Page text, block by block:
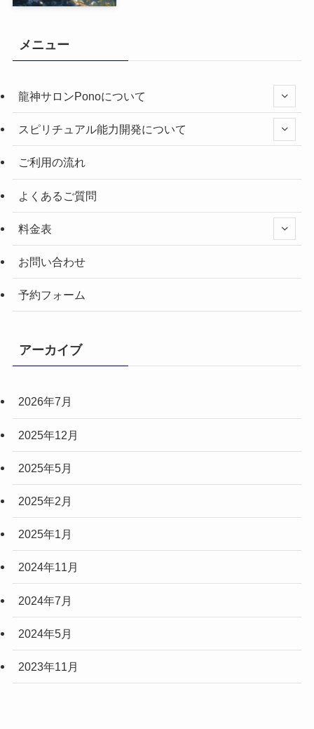
メニュー
龍神サロンPonoについて
スピリチュアル能力開発について
ご利用の流れ
よくあるご質問
料金表
お問い合わせ
予約フォーム
アーカイブ
2026年7月
2025年12月
2025年5月
2025年2月
2025年1月
2024年11月
2024年7月
2024年5月
2023年11月